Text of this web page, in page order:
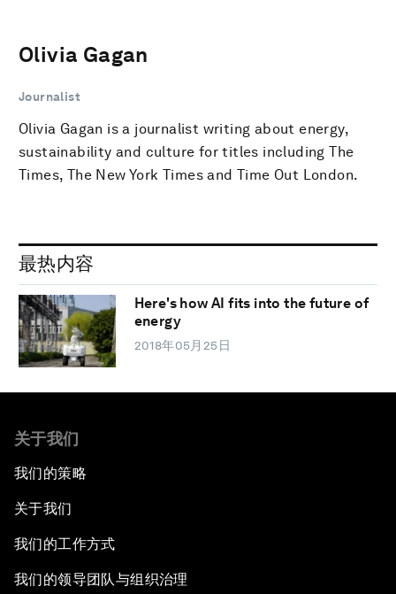
Olivia Gagan
Journalist
Olivia Gagan is a journalist writing about energy,
sustainability and culture for titles including The
Times, The New York Times and Time Out London.
最热内容
Here's how AI fits into the future of
energy
2018年05月25日
关于我们
我们的策略
关于我们
我们的工作方式
我们的领导团队与组织治理